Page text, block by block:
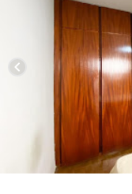
chevron_left